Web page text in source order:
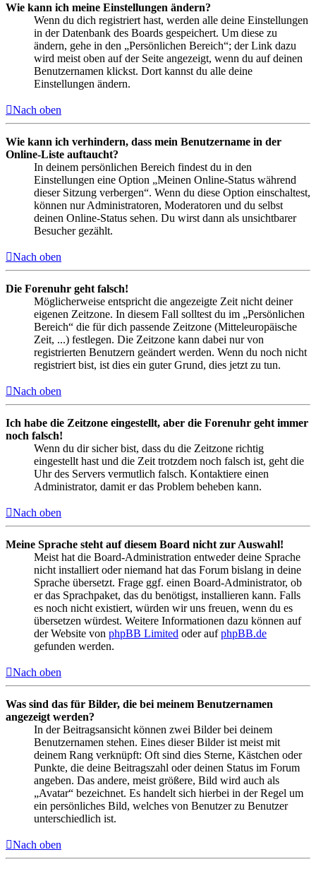
Wie kann ich meine Einstellungen ändern?
Wenn du dich registriert hast, werden alle deine Einstellungen
in der Datenbank des Boards gespeichert. Um diese zu
ändern, gehe in den „Persönlichen Bereich“; der Link dazu
wird meist oben auf der Seite angezeigt, wenn du auf deinen
Benutzernamen klickst. Dort kannst du alle deine
Einstellungen ändern.
Nach oben
Wie kann ich verhindern, dass mein Benutzername in der
Online-Liste auftaucht?
In deinem persönlichen Bereich findest du in den
Einstellungen eine Option „Meinen Online-Status während
dieser Sitzung verbergen“. Wenn du diese Option einschaltest,
können nur Administratoren, Moderatoren und du selbst
deinen Online-Status sehen. Du wirst dann als unsichtbarer
Besucher gezählt.
Nach oben
Die Forenuhr geht falsch!
Möglicherweise entspricht die angezeigte Zeit nicht deiner
eigenen Zeitzone. In diesem Fall solltest du im „Persönlichen
Bereich“ die für dich passende Zeitzone (Mitteleuropäische
Zeit, ...) festlegen. Die Zeitzone kann dabei nur von
registrierten Benutzern geändert werden. Wenn du noch nicht
registriert bist, ist dies ein guter Grund, dies jetzt zu tun.
Nach oben
Ich habe die Zeitzone eingestellt, aber die Forenuhr geht immer
noch falsch!
Wenn du dir sicher bist, dass du die Zeitzone richtig
eingestellt hast und die Zeit trotzdem noch falsch ist, geht die
Uhr des Servers vermutlich falsch. Kontaktiere einen
Administrator, damit er das Problem beheben kann.
Nach oben
Meine Sprache steht auf diesem Board nicht zur Auswahl!
Meist hat die Board-Administration entweder deine Sprache
nicht installiert oder niemand hat das Forum bislang in deine
Sprache übersetzt. Frage ggf. einen Board-Administrator, ob
er das Sprachpaket, das du benötigst, installieren kann. Falls
es noch nicht existiert, würden wir uns freuen, wenn du es
übersetzen würdest. Weitere Informationen dazu können auf
der Website von phpBB Limited oder aufphpBB.de
gefunden werden.
Nach oben
Was sind das für Bilder, die bei meinem Benutzernamen
angezeigt werden?
In der Beitragsansicht können zwei Bilder bei deinem
Benutzernamen stehen. Eines dieser Bilder ist meist mit
deinem Rang verknüpft: Oft sind dies Sterne, Kästchen oder
Punkte, die deine Beitragszahl oder deinen Status im Forum
angeben. Das andere, meist größere, Bild wird auch als
„Avatar“ bezeichnet. Es handelt sich hierbei in der Regel um
ein persönliches Bild, welches von Benutzer zu Benutzer
unterschiedlich ist.
Nach oben